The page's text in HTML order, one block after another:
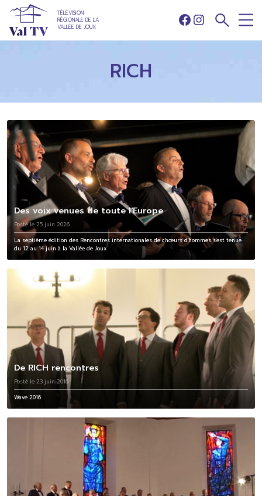
TÉLÉVISION
RÉGIONALE DE LA
VALLÉE DE JOUX
Facebook
Instagram
RICH
Des voix venues de toute l'Europe
Posté le 25 juin 2026
La septième édition des Rencontres internationales de chœurs d'hommes s'est tenue
du 12 au 14 juin à la Vallée de Joux
De RICH rencontres
Posté le 23 juin 2016
Wave 2016